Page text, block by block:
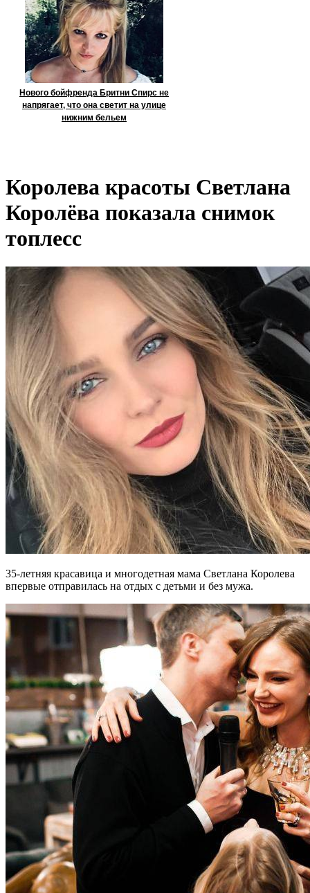
Нового бойфренда Бритни Спирс не
напрягает, что она светит на улице
нижним бельем
Королева красоты Светлана
Королёва показала снимок
топлесс
35-летняя красавица и многодетная мама Светлана Королева
впервые отправилась на отдых с детьми и без мужа.